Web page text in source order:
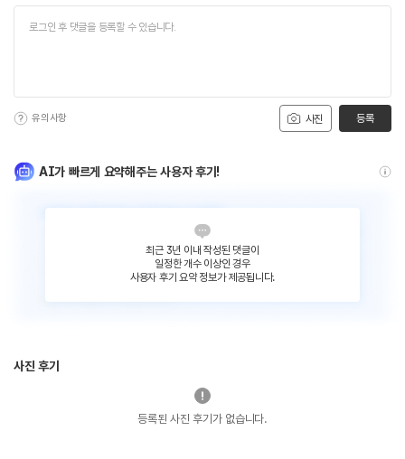
사진
유의사항 등록
AI가 빠르게 요약해주는 사용자 후기!
최근 3년 이내 작성된 댓글이
일정한 개수 이상인 경우
사용자 후기 요약 정보가 제공됩니다.
사진 후기
등록된 사진 후기가 없습니다.